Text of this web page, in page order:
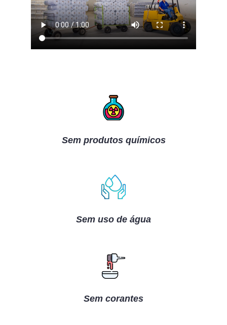
Sem produtos químicos
Sem uso de água
Sem corantes